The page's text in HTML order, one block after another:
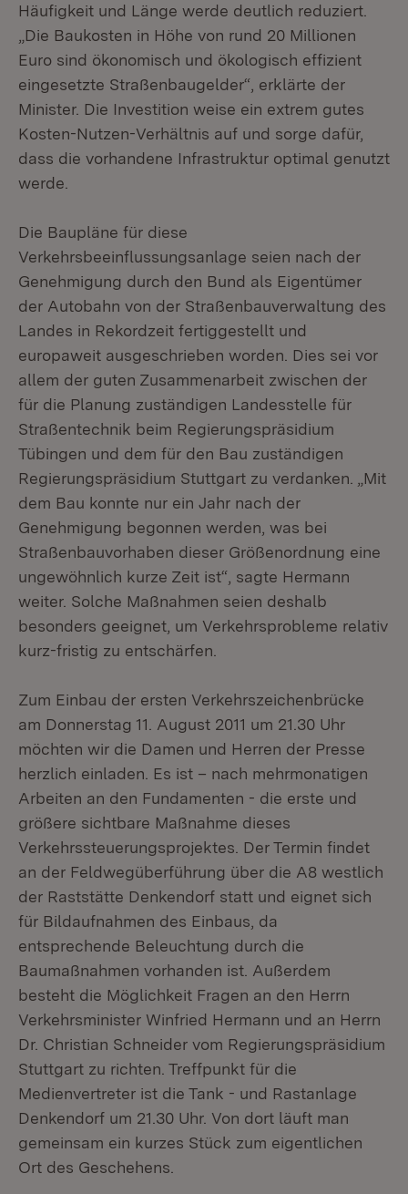
Häufigkeit und Länge werde deutlich reduziert.
„Die Baukosten in Höhe von rund 20 Millionen
Euro sind ökonomisch und ökologisch effizient
eingesetzte Straßenbaugelder“, erklärte der
Minister. Die Investition weise ein extrem gutes
Kosten-Nutzen-Verhältnis auf und sorge dafür,
dass die vorhandene Infrastruktur optimal genutzt
werde.
Die Baupläne für diese
Verkehrsbeeinflussungsanlage seien nach der
Genehmigung durch den Bund als Eigentümer
der Autobahn von der Straßenbauverwaltung des
Landes in Rekordzeit fertiggestellt und
europaweit ausgeschrieben worden. Dies sei vor
allem der guten Zusammenarbeit zwischen der
für die Planung zuständigen Landesstelle für
Straßentechnik beim Regierungspräsidium
Tübingen und dem für den Bau zuständigen
Regierungspräsidium Stuttgart zu verdanken. „Mit
dem Bau konnte nur ein Jahr nach der
Genehmigung begonnen werden, was bei
Straßenbauvorhaben dieser Größenordnung eine
ungewöhnlich kurze Zeit ist“, sagte Hermann
weiter. Solche Maßnahmen seien deshalb
besonders geeignet, um Verkehrsprobleme relativ
kurz-fristig zu entschärfen.
Zum Einbau der ersten Verkehrszeichenbrücke
am Donnerstag 11. August 2011 um 21.30 Uhr
möchten wir die Damen und Herren der Presse
herzlich einladen. Es ist – nach mehrmonatigen
Arbeiten an den Fundamenten - die erste und
größere sichtbare Maßnahme dieses
Verkehrssteuerungsprojektes. Der Termin findet
an der Feldwegüberführung über die A8 westlich
der Raststätte Denkendorf statt und eignet sich
für Bildaufnahmen des Einbaus, da
entsprechende Beleuchtung durch die
Baumaßnahmen vorhanden ist. Außerdem
besteht die Möglichkeit Fragen an den Herrn
Verkehrsminister Winfried Hermann und an Herrn
Dr. Christian Schneider vom Regierungspräsidium
Stuttgart zu richten. Treffpunkt für die
Medienvertreter ist die Tank - und Rastanlage
Denkendorf um 21.30 Uhr. Von dort läuft man
gemeinsam ein kurzes Stück zum eigentlichen
Ort des Geschehens.